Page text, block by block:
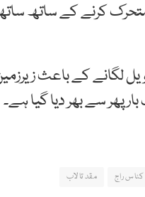
متحرک کرنے کے ساتھ
لگانے کے باعث
پھر سے بھر دیا گیا ہے۔
کٹاس راج مقد تالاب